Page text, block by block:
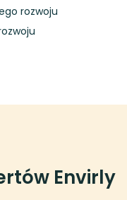
rozwoju
Envirly